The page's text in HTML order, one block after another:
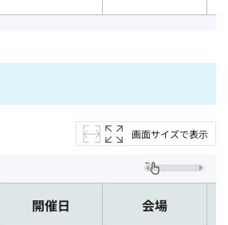
画面サイズで表示
開催日 会場